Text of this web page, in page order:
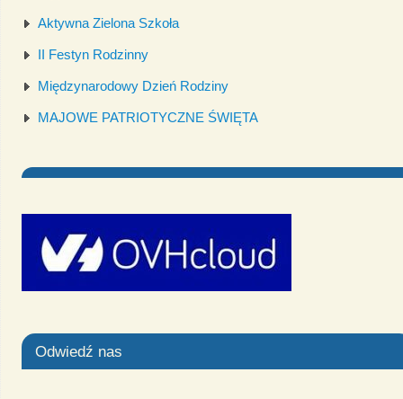
Aktywna Zielona Szkoła
II Festyn Rodzinny
Międzynarodowy Dzień Rodziny
MAJOWE PATRIOTYCZNE ŚWIĘTA
Odwiedź nas